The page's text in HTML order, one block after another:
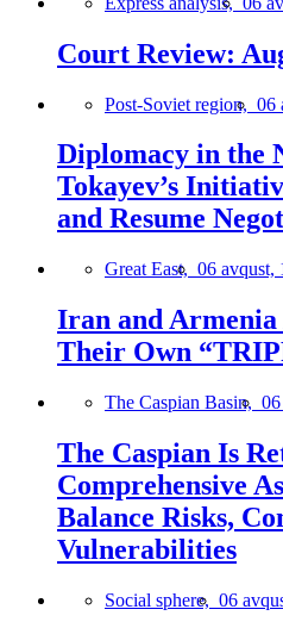
Court Review:
Post-Soviet region, 06
Diplomacy in the
Tokayev’s
and Resume
Great East, 06 avqust,
Iran and Armenia
Their Own
The Caspian Basin,
The Caspian Is
Comprehensive
Balance Risks,
Vulnerabilities
Social sphere, 06